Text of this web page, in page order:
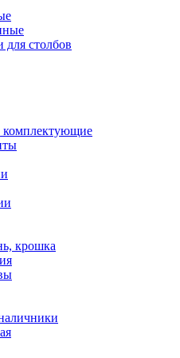
для столбов
комплектующие
крошка